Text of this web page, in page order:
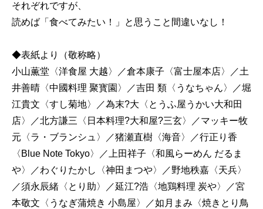
それぞれですが、
読めば「食べてみたい！」と思うこと間違いなし！
◆表紙より（敬称略）
小山薫堂〈洋食屋 大越〉／倉本康子〈富士屋本店〉／土
井善晴〈中國料理 聚寳園〉／吉田 類〈うなちゃん〉／堀
江貴文〈すし菊地〉／為末?大〈とうふ屋うかい大和田
店〉／北方謙三〈日本料理?大和屋?三玄〉／マッキー牧
元〈ラ・ブランシュ〉／猪瀬直樹〈海音〉／行正り香
〈Blue Note Tokyo〉／上田祥子〈和風らーめん だるま
や〉／わぐりたかし〈神田まつや〉／野地秩嘉〈天兵〉
／須永辰緒〈とり助〉／延江?浩〈地鶏料理 炭や〉／宮
本敬文〈うなぎ蒲焼き 小島屋〉／如月まみ〈焼きとり鳥